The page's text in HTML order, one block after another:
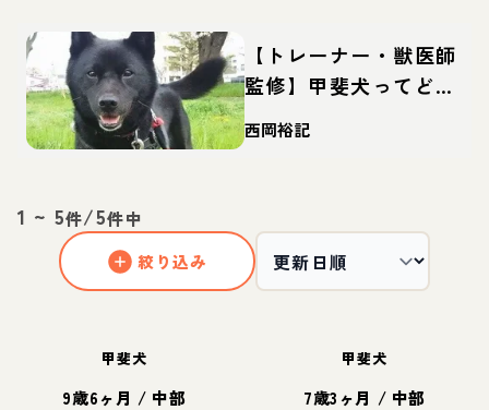
【トレーナー・獣医師
監修】甲斐犬ってどん
な犬？性格・特徴・育
て方・迎え方
西岡裕記
1 ~ 5件/5件中
絞り込み
甲斐犬
9歳6ヶ月 / 中部
甲斐犬
7歳3ヶ月 / 中部